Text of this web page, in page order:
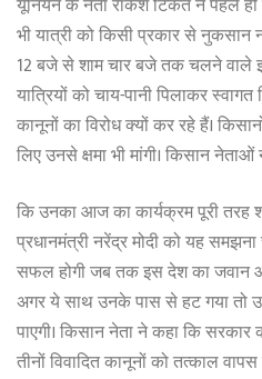
भी यात्री को किसी प्रकार से नुकसान
12 बजे से शाम चार बजे तक चलने वाले
यात्रियों को चाय-पानी पिलाकर
कानूनों का विरोध क्यों कर रहे हैं।
लिए उनसे क्षमा भी मांगी। किसान नेताओं
कि उनका आज का कार्यक्रम पूरी तरह
प्रधानमंत्री नरेंद्र मोदी को यह
सफल होगी जब तक इस देश का जवान
अगर ये साथ उनके पास से हट गया तो
पाएगी। किसान नेता ने कहा कि
तीनों विवादित कानूनों को तत्काल